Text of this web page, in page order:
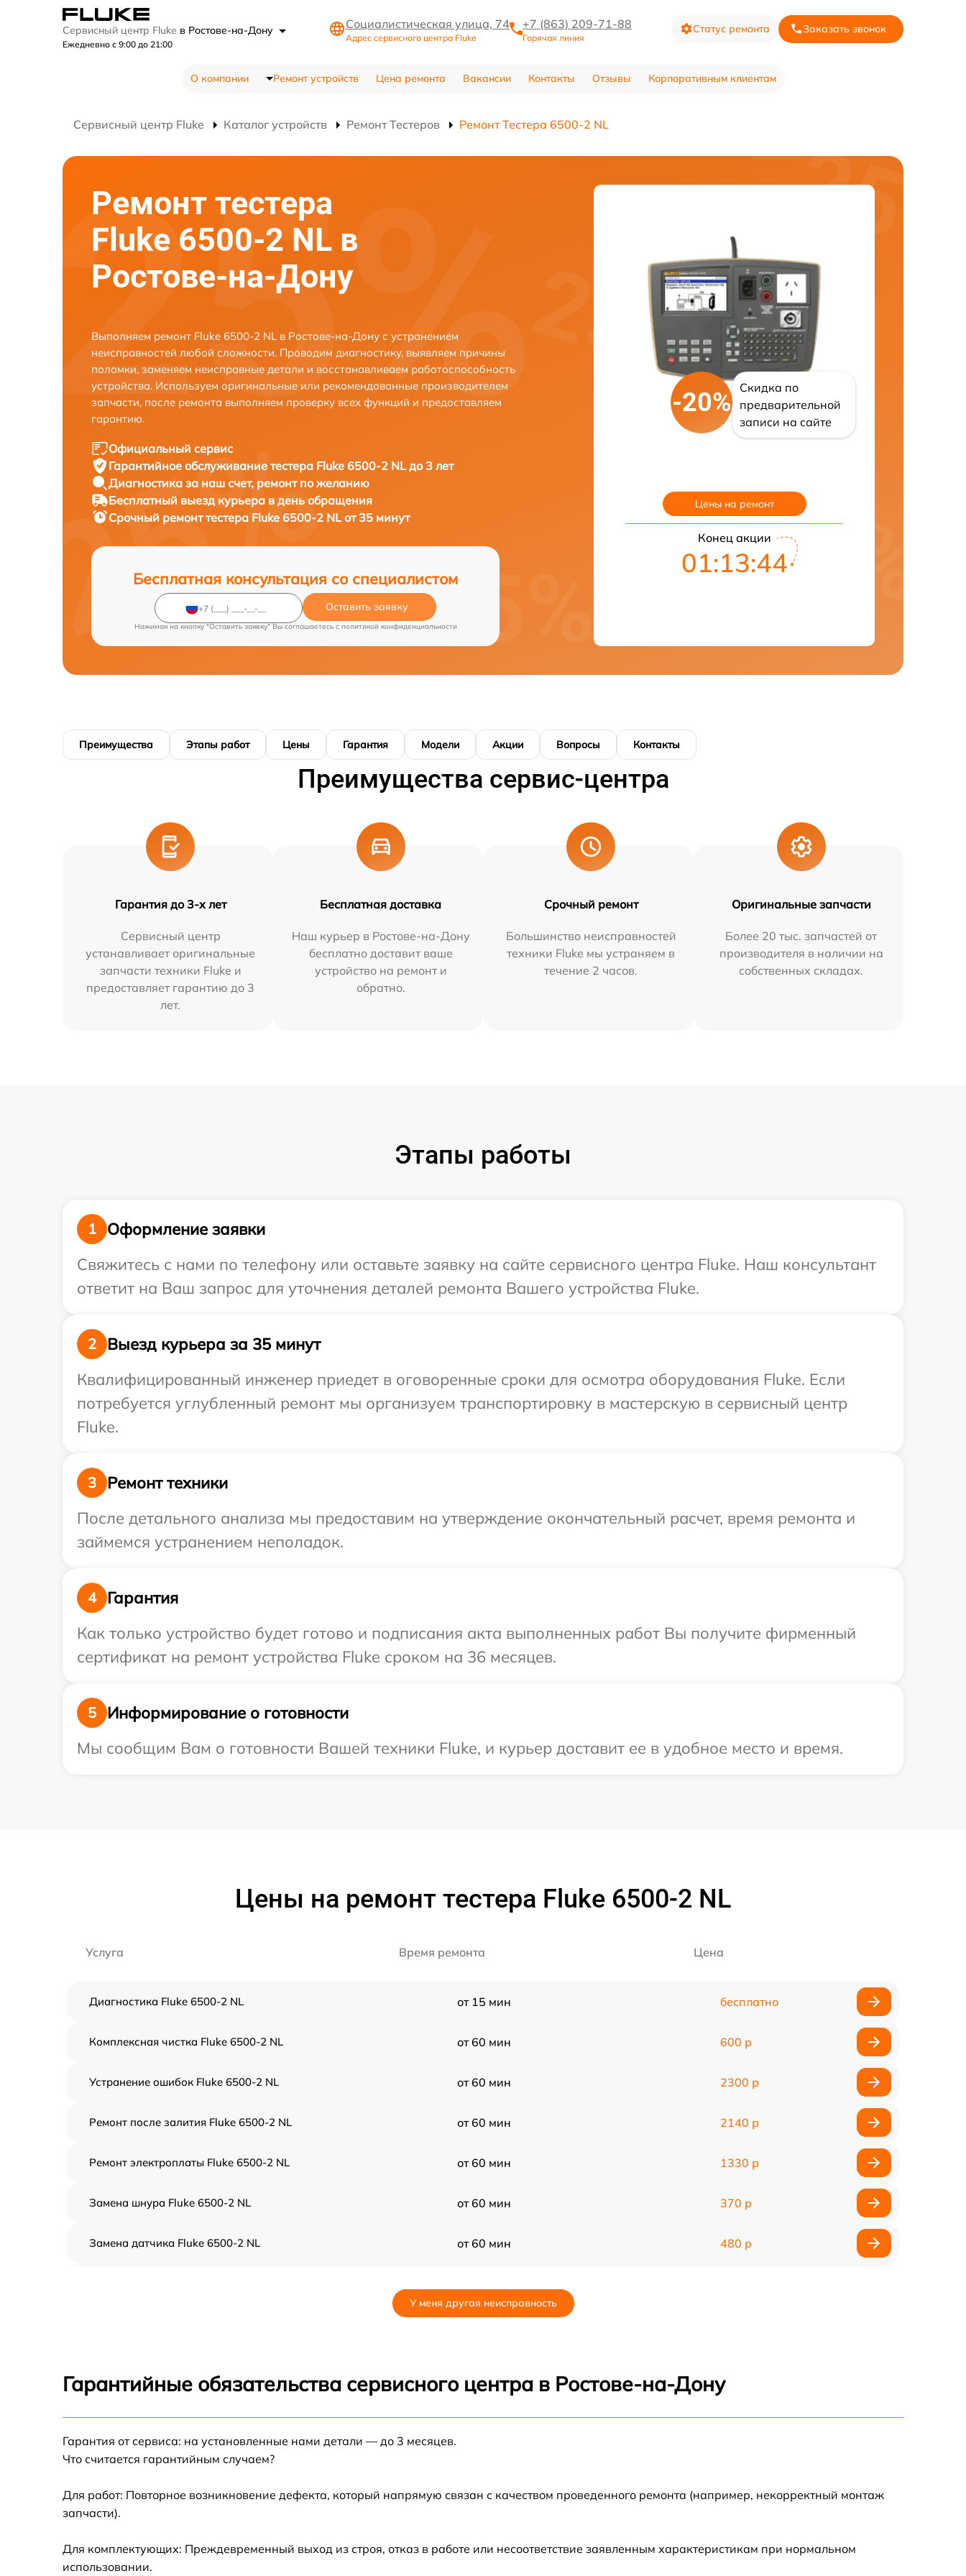
Сервисный центр Fluke в Ростове-на-Дону
Ежедневно с 9:00 до 21:00
Социалистическая улица, 74
Адрес сервисного центра Fluke
+7 (863) 209-71-88
Горячая линия
Статус ремонта Заказать звонок
О компании Ремонт устройств Цена ремонта Вакансии Контакты Отзывы Корпоративным клиентам
Сервисный центр Fluke Каталог устройств Ремонт Тестеров Ремонт Тестера 6500-2 NL
Ремонт тестера
Fluke 6500-2 NL в
Ростове-на-Дону
Выполняем ремонт Fluke 6500-2 NL в Ростове-на-Дону с устранением
неисправностей любой сложности. Проводим диагностику, выявляем причины
поломки, заменяем неисправные детали и восстанавливаем работоспособность
устройства. Используем оригинальные или рекомендованные производителем
запчасти, после ремонта выполняем проверку всех функций и предоставляем
гарантию.
Официальный сервис
Гарантийное обслуживание тестера Fluke 6500-2 NL до 3 лет
Диагностика за наш счет, ремонт по желанию
Бесплатный выезд курьера в день обращения
Срочный ремонттестера Fluke 6500-2 NL от 35 минут
Бесплатная консультация со специалистом
Оставить заявку
Нажимая на кнопку "Оставить заявку" Вы соглашаетесь c политикой конфиденциальности
-20%
Скидка по
предварительной
записи на сайте
Цены на ремонт
Конец акции
01:13:43
Преимущества Этапы работ Цены Гарантия Модели Акции Вопросы Контакты
Преимущества сервис-центра
Гарантия до 3-х лет
Сервисный центр
устанавливает оригинальные
запчасти техники Fluke и
предоставляет гарантию до 3
лет.
Бесплатная доставка
Наш курьер в Ростове-на-Дону
бесплатно доставит ваше
устройство на ремонт и
обратно.
Срочный ремонт
Большинство неисправностей
техники Fluke мы устраняем в
течение 2 часов.
Оригинальные запчасти
Более 20 тыс. запчастей от
производителя в наличии на
собственных складах.
Этапы работы
1
Оформление заявки
Свяжитесь с нами по телефону или оставьте заявку на сайте сервисного центра Fluke. Наш консультант
ответит на Ваш запрос для уточнения деталей ремонта Вашего устройства Fluke.
2
Выезд курьера за 35 минут
Квалифицированный инженер приедет в оговоренные сроки для осмотра оборудования Fluke. Если
потребуется углубленный ремонт мы организуем транспортировку в мастерскую в сервисный центр
Fluke.
3
Ремонт техники
После детального анализа мы предоставим на утверждение окончательный расчет, время ремонта и
займемся устранением неполадок.
4
Гарантия
Как только устройство будет готово и подписания акта выполненных работ Вы получите фирменный
сертификат на ремонт устройства Fluke сроком на 36 месяцев.
5
Информирование о готовности
Мы сообщим Вам о готовности Вашей техники Fluke, и курьер доставит ее в удобное место и время.
Цены на ремонт тестера Fluke 6500-2 NL
Услуга Время ремонта Цена
Диагностика Fluke 6500-2 NL от 15 мин бесплатно
Комплексная чистка Fluke 6500-2 NL от 60 мин 600 р
Устранение ошибок Fluke 6500-2 NL от 60 мин 2300 р
Ремонт после залития Fluke 6500-2 NL от 60 мин 2140 р
Ремонт электроплаты Fluke 6500-2 NL от 60 мин 1330 р
Замена шнура Fluke 6500-2 NL от 60 мин 370 р
Замена датчика Fluke 6500-2 NL от 60 мин 480 р
Модернизация Fluke 6500-2 NL
У меня другая неисправность
Гарантийные обязательства сервисного центра в Ростове-на-Дону
Гарантия от сервиса: на установленные нами детали — до 3 месяцев.
Что считается гарантийным случаем?
Для работ: Повторное возникновение дефекта, который напрямую связан с качеством проведенного ремонта (например, некорректный монтаж
запчасти).
Для комплектующих: Преждевременный выход из строя, отказ в работе или несоответствие заявленным характеристикам при нормальном
использовании.